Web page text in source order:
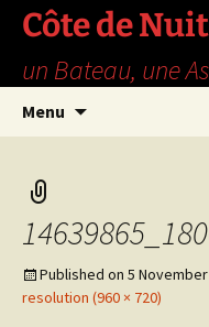
Skip
content
Côte de
un Bateau, une
Menu
Published on 5
resolution (960 × 720)